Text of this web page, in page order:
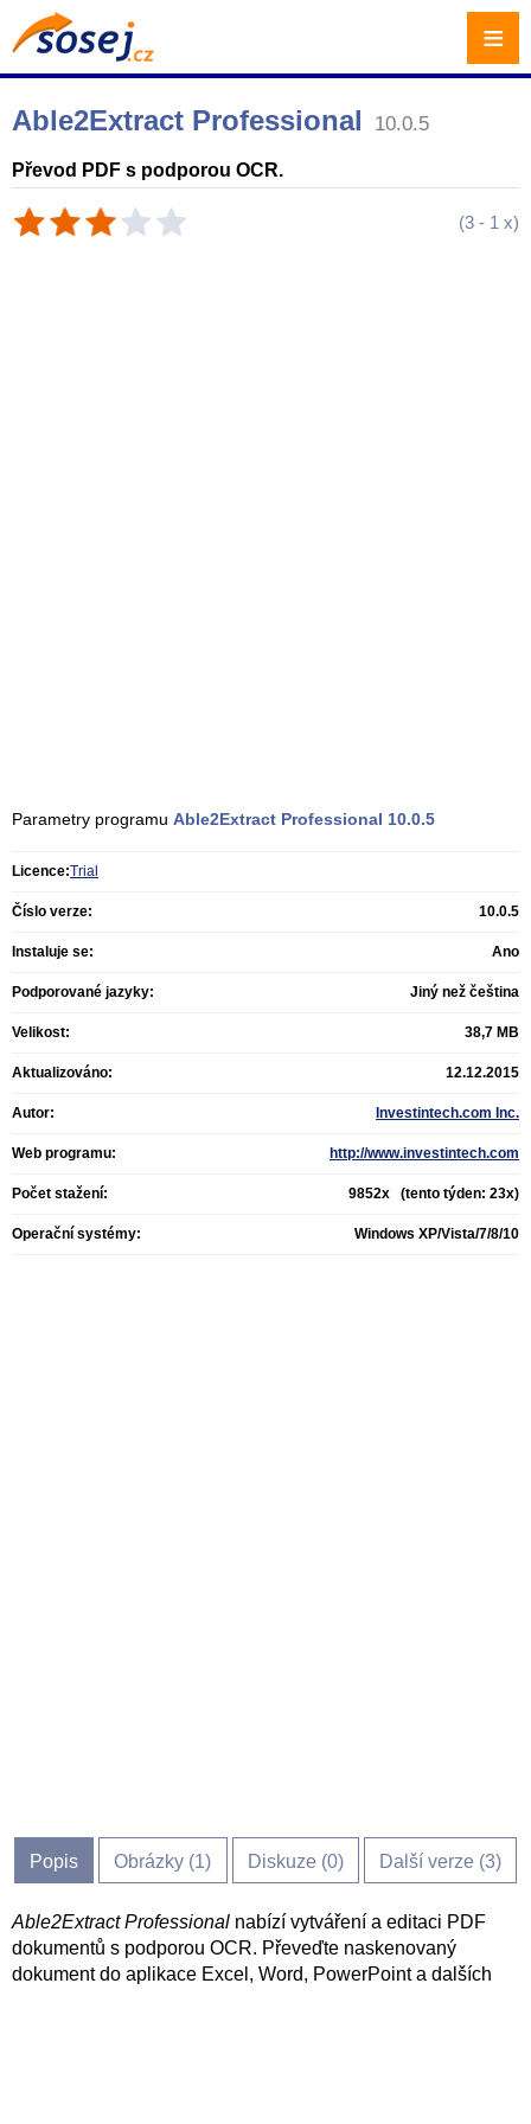
Able2Extract Professional 10.0.5
Převod PDF s podporou OCR.
(3 - 1 x)
Parametry programu Able2Extract Professional 10.0.5
Licence:Trial
Číslo verze: 10.0.5
Instaluje se: Ano
Podporované jazyky: Jiný než čeština
Velikost: 38,7 MB
Aktualizováno: 12.12.2015
Autor: Investintech.com Inc.
Web programu: http://www.investintech.com
Počet stažení: 9852x (tento týden: 23x)
Operační systémy: Windows XP/Vista/7/8/10
Popis Obrázky (1) Diskuze (0) Další verze (3)
Able2Extract Professional nabízí vytváření a editaci PDF
dokumentů s podporou OCR. Převeďte naskenovaný
dokument do aplikace Excel, Word, PowerPoint a dalších
≡